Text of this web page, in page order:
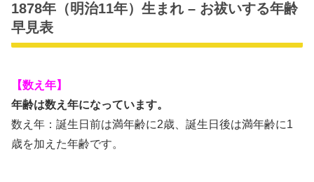
1878年（明治11年）生まれ – お祓いする年齢
早見表
【数え年】
年齢は数え年になっています。
数え年：誕生日前は満年齢に2歳、誕生日後は満年齢に1
歳を加えた年齢です。